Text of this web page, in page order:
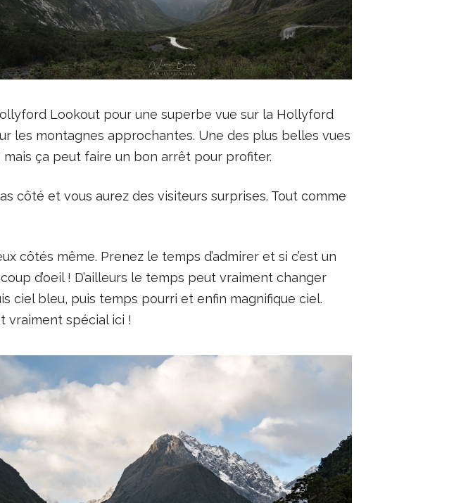
Lookout pour une superbe vue sur la Hollyford
les montagnes approchantes. Une des plus belles vues
ça peut faire un bon arrêt pour profiter.
côté et vous aurez des visiteurs surprises. Tout comme
côtés même. Prenez le temps d’admirer et si c’est un
d’oeil ! D’ailleurs le temps peut vraiment changer
ciel bleu, puis temps pourri et enfin magnifique ciel.
vraiment spécial ici !